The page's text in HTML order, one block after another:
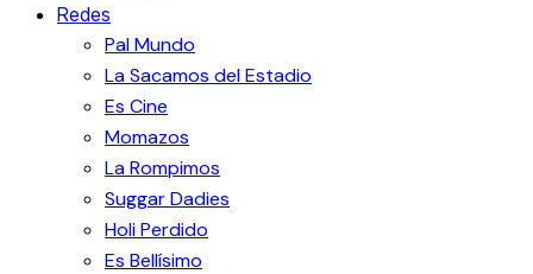
Redes
Pal Mundo
La Sacamos del Estadio
Es Cine
Momazos
La Rompimos
Suggar Dadies
Holi Perdido
Es Bellísimo